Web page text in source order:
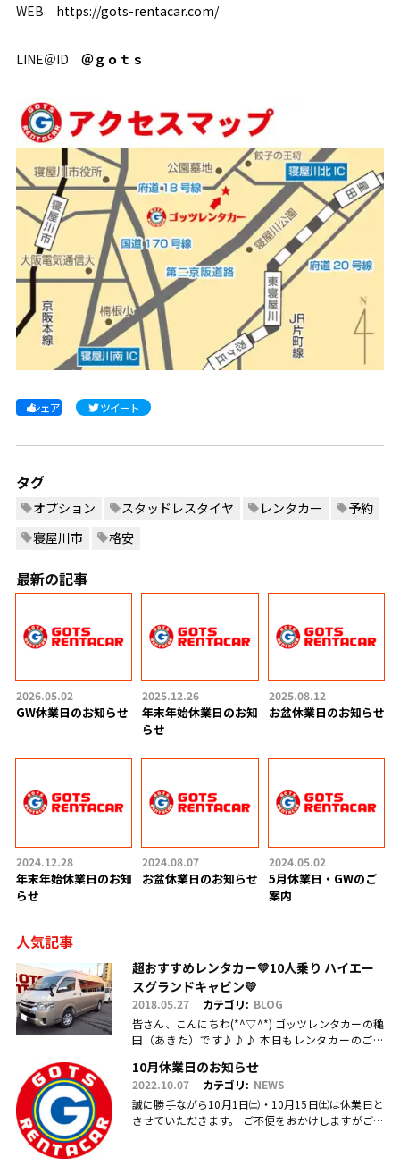
WEB https://gots-rentacar.com/
LINE＠ID ＠ｇｏｔｓ
シェア ツイート
タグ
オプション スタッドレスタイヤ レンタカー
予約
寝屋川市
格安
最新の記事
2026.05.02
GW休業日のお知らせ
2025.12.26
年末年始休業日のお知
らせ
2025.08.12
お盆休業日のお知らせ
2024.12.28
年末年始休業日のお知
らせ
2024.08.07
お盆休業日のお知らせ
2024.05.02
5月休業日・GWのご
案内
人気記事
超おすすめレンタカー💛10人乗り ハイエー
スグランドキャビン💛
2018.05.27 カテゴリ: BLOG
皆さん、こんにちわ(*^▽^*) ゴッツレンタカーの穐
田（あきた）です♪♪♪ 本日もレンタカーのご利
りがとうございます(.....
10月休業日のお知らせ
2022.10.07 カテゴリ: NEWS
誠に勝手ながら10月1日㈯・10月15日㈯は休業日と
させていただきます。 ご不便をおかけしますがご理